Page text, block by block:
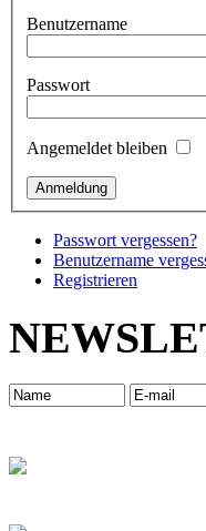
Benutzername
Passwort
Angemeldet bleiben
Passwort vergessen?
Benutzername
Registrieren